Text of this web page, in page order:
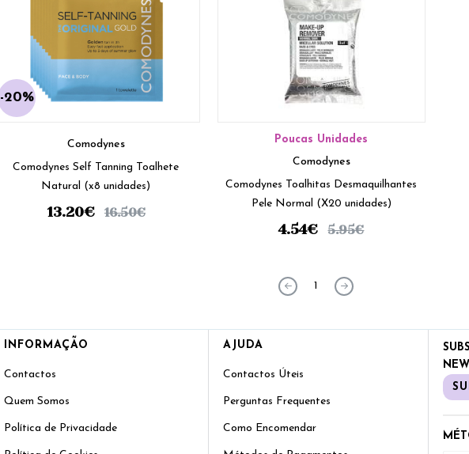
-20%
Comodynes
Comodynes Self Tanning Toalhete
Natural (x8 unidades)
13.20€ 16.50€
Poucas Unidades
Comodynes
Comodynes Toalhitas Desmaquilhantes
Pele Normal (X20 unidades)
4.54€ 5.95€
1
INFORMAÇÃO
Contactos
Quem Somos
Política de Privacidade
AJUDA
Contactos Úteis
Perguntas Frequentes
Como Encomendar